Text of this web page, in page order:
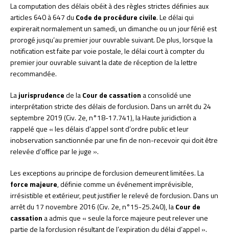
La computation des délais obéit à des règles strictes définies aux
articles 640 à 647 du Code de procédure civile. Le délai qui
expirerait normalement un samedi, un dimanche ou un jour férié est
prorogé jusqu’au premier jour ouvrable suivant. De plus, lorsque la
notification est faite par voie postale, le délai court à compter du
premier jour ouvrable suivant la date de réception de la lettre
recommandée.
Lajurisprudencede laCour de cassation a consolidé une
interprétation stricte des délais de forclusion. Dans un arrêt du 24
septembre 2019 (Civ. 2e, n°18-17.741), la Haute juridiction a
rappelé que « les délais d’appel sont d’ordre public et leur
inobservation sanctionnée par une fin de non-recevoir qui doit être
relevée d’office par le juge ».
Les exceptions au principe de forclusion demeurent limitées. La
force majeure, définie comme un événement imprévisible,
irrésistible et extérieur, peut justifier le relevé de forclusion. Dans un
arrêt du 17 novembre 2016 (Civ. 2e, n°15-25.240), laCour de
cassation a admis que « seule la force majeure peut relever une
partie de la forclusion résultant de l’expiration du délai d’appel ».